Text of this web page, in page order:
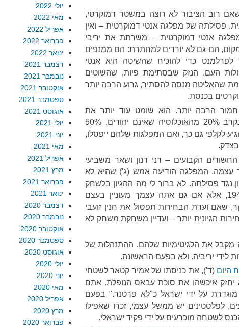
רוב הציבור לא רוצה במשטר דמוקרטי,
פסילתה של מפלגה אנטי דמוקרטית – ואין
אנטי דמוקרטית – משרתת את יריבי
הם גם לא יורדים למחתרת: הם ממנפים
כדי להוכיח שהשיטה היא אנטי
העם. הנזק שבסתימת פיות, שהשוטים
שהאליטה מנסה להסתיר, גרוע הרבה יותר
בכנסת.
הרבה יותר. הוא שומט עוד יותר את
הלגיטימציה של המשטר הציוני בקרב 20% מהאוכלוסיה שאינם יהודים. 50%
לקלפי גם כך, ואם המפלגות שלהם ייפסלו,
הקבועים – דני דנון ושאר משביעי
עצמה. המפלגה הודיעה אמש (ג') שהיא לא
נגד פסילתה. לא ברור לי מה ההגיון בלשחק
את הוועד הערבי העליון מודל 1947, אלא אם גם אתה עצמך מעוניין בעצם
שאם ועדת הבחירות תפסול את חנין זועבי
הגיונית יותר – ועדיין משחקת משחק לא
מקבל את הלגיטימיות שלהם. ההתנהלות של
יריביה. ולא בפעם הראשונה.
היום (ד'), את כניסתו של אמיר קטאר לשטחי
יחזק איכשהו את סוכת עבאס הנופלת. אתם
על ידי ישראל כ"לא פרטנר." בפעם
לפלסטינים יש ממשל עצמי, זכרו שאפילו
לשטחה מוכרעים על ידי פקיד ישראלי.
יולי 2022
מאי 2022
אפריל 2022
פברואר 2022
ינואר 2022
דצמבר 2021
נובמבר 2021
אוקטובר 2021
ספטמבר 2021
אוגוסט 2021
יולי 2021
יוני 2021
מאי 2021
אפריל 2021
מרץ 2021
פברואר 2021
ינואר 2021
דצמבר 2020
נובמבר 2020
אוקטובר 2020
ספטמבר 2020
אוגוסט 2020
יולי 2020
יוני 2020
מאי 2020
אפריל 2020
מרץ 2020
פברואר 2020